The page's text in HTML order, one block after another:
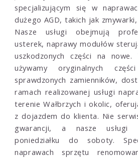
specjalizującym się w
dużego AGD, takich jak
Nasze usługi obejmują
usterek, naprawy modułów
uszkodzonych części na
używamy oryginalnych
sprawdzonych zamienników,
ramach realizowanej usługi
terenie Wałbrzych i okolic,
z dojazdem do klienta. Nie
gwarancji, a nasze
poniedziałku do soboty.
naprawach sprzętu